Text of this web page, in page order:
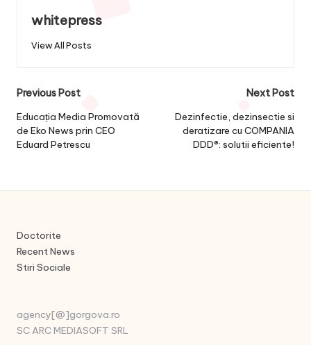
whitepress
View All Posts
Post
navigation
Previous Post
Educația Media Promovată
de Eko News prin CEO
Eduard Petrescu
Next Post
Dezinfectie, dezinsectie si
deratizare cu COMPANIA
DDD®: solutii eficiente!
Doctorite
Recent News
Stiri Sociale
agency[@]gorgova.ro
SC ARC MEDIASOFT SRL